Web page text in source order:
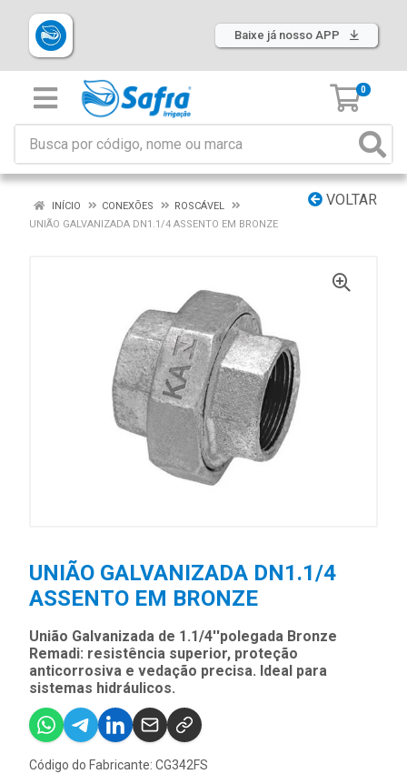
Baixe já nosso APP
0
VOLTAR
INÍCIO CONEXÕES
ROSCÁVEL
UNIÃO GALVANIZADA DN1.1/4 ASSENTO EM BRONZE
UNIÃO GALVANIZADA DN1.1/4
ASSENTO EM BRONZE
União Galvanizada de 1.1/4''polegada Bronze
Remadi: resistência superior, proteção
anticorrosiva e vedação precisa. Ideal para
sistemas hidráulicos.
Código do Fabricante: CG342FS